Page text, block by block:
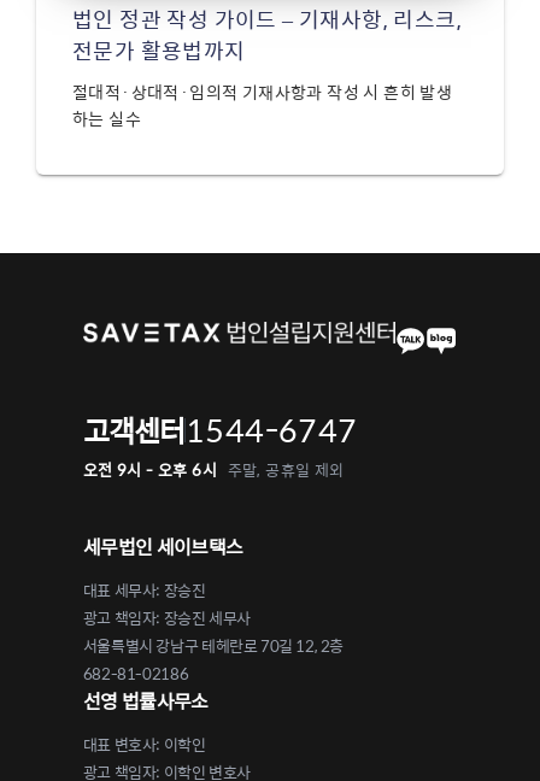
법인 정관 작성 가이드 – 기재사항, 리스크,
전문가 활용법까지
절대적·상대적·임의적 기재사항과 작성 시 흔히 발생
하는 실수
고객센터1544-6747
오전 9시 - 오후 6시 주말, 공휴일 제외
세무법인 세이브택스
대표 세무사: 장승진
광고 책임자: 장승진 세무사
서울특별시 강남구 테헤란로 70길 12, 2층
682-81-02186
선영 법률사무소
대표 변호사: 이학인
광고 책임자: 이학인 변호사